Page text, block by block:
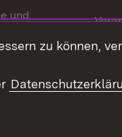
und
zu können,